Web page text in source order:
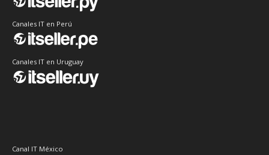
Canales IT en Perú
Canales IT en Uruguay
Canal IT México